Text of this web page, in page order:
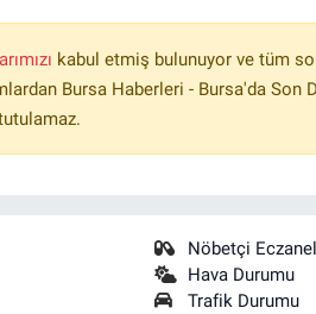
kabul etmiş bulunuyor ve tüm
Bursa Haberleri - Bursa'da Son
Nöbetçi
Hava Durumu
Trafik Durumu